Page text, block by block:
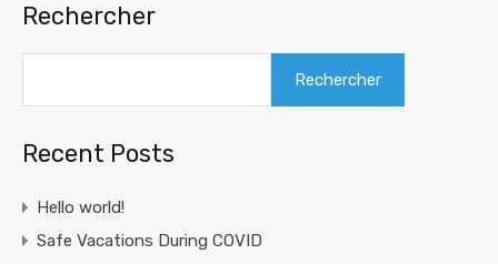
Rechercher
Rechercher
Recent Posts
Hello world!
Safe Vacations During COVID